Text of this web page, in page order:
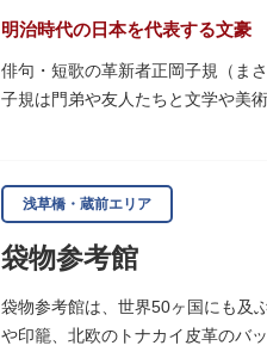
明治時代の日本を代表する文豪
俳句・短歌の革新者正岡子規（ま
子規は門弟や友人たちと文学や美
1945（昭和20）年の空襲で焼失し
感できる魅力的な空間となっていま
子規が病室兼書斎にしていた「病
のボランティア団体により大切に
浅草橋・蔵前エリア
袋物参考館
袋物参考館は、世界50ヶ国にも及
や印籠、北欧のトナカイ皮革のバ